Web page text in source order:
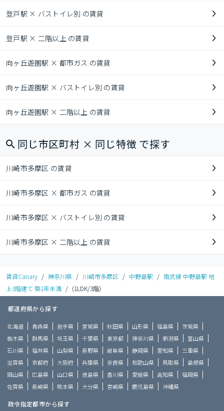
登戸駅 × バストイレ別 の賃貸
登戸駅 × 二階以上 の賃貸
向ヶ丘遊園駅 × 都市ガス の賃貸
向ヶ丘遊園駅 × バストイレ別 の賃貸
向ヶ丘遊園駅 × 二階以上 の賃貸
同じ市区町村 × 同じ特徴 で探す
川崎市多摩区 の賃貸
川崎市多摩区 × 都市ガス の賃貸
川崎市多摩区 × バストイレ別 の賃貸
川崎市多摩区 × 二階以上 の賃貸
賃貸Canary / 神奈川県 / 川崎市多摩区 / 中野島駅 / 南武線 中野島駅 地
上3階建て 築1年未満 / (1LDK/3階)
都道府県から探す
北海道 青森県 岩手県 宮城県 秋田県 山形県 福島県
茨城県
栃木県
群馬県 埼玉県 千葉県 東京都 神奈川県 新潟県
富山県
石川県
福井県 山梨県 長野県 岐阜県 静岡県 愛知県
三重県
滋賀県
京都府 大阪府 兵庫県 奈良県 和歌山県 鳥取県
島根県
岡山県
広島県 山口県 徳島県 香川県 愛媛県 高知県
福岡県
佐賀県
長崎県 熊本県 大分県 宮崎県 鹿児島県 沖縄県
政令指定都市から探す